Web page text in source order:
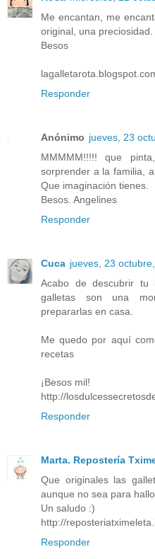
Me encantan, me
original, una preciosidad.
Besos
Responder
Anónimo jueves, 23
MMMMM!!!!! que
sorprender a la familia,
Que imaginación tienes.
Besos. Angelines
Responder
Cuca jueves, 23
Acabo de descubrir tu
galletas son una
prepararlas en casa.
Me quedo por aquí
recetas
¡Besos mil!
http://
Responder
Marta. Repostería
Que originales las
aunque no sea para
Un saludo :)
http://
Responder